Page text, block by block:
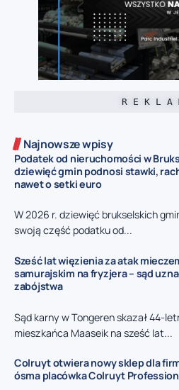
R E K L A
Najnowsze wpisy
Podatek od nieruchomości w
dziewięć gmin podnosi stawki,
nawet o setki euro
W 2026 r. dziewięć brukselskich
swoją część podatku od...
Sześć lat więzienia za atak
samurajskim na fryzjera – sąd
zabójstwa
Sąd karny w Tongeren skazał 44-
mieszkańca Maaseik na sześć lat...
Colruyt otwiera nowy sklep dla
ósma placówka Colruyt